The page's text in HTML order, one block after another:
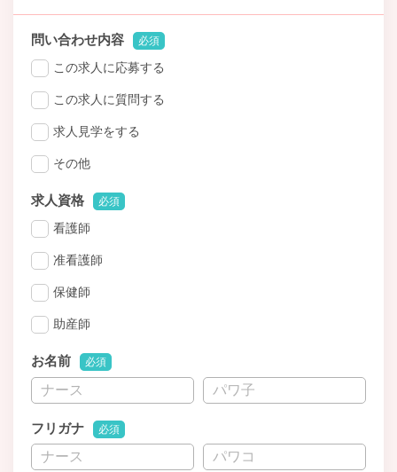
問い合わせ内容 必須
この求人に応募する
この求人に質問する
求人見学をする
その他
求人資格 必須
看護師
准看護師
保健師
助産師
お名前 必須
フリガナ 必須